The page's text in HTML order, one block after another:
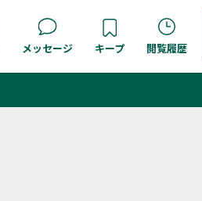
メッセージ キープ 閲覧履歴